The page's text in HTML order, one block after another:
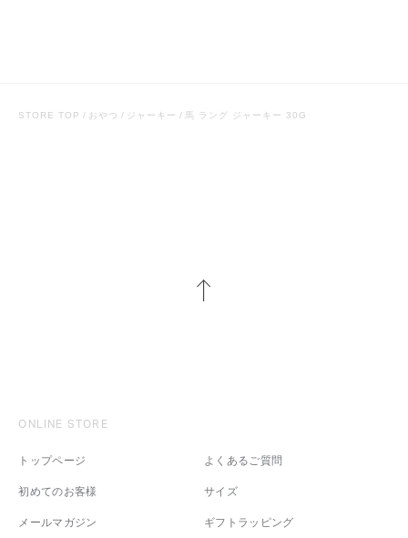
STORE TOP おやつ ジャーキー 馬 ラング ジャーキー 30G
ONLINE STORE
トップページ
初めてのお客様
メールマガジン
よくあるご質問
サイズ
ギフトラッピング